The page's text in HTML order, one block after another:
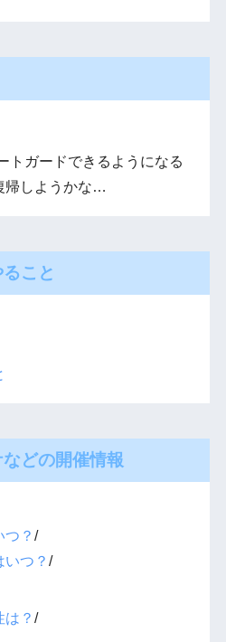
トガードできるようになる
帰しようかな…
こと
どの開催情報
？ /
つ？ /
？ /